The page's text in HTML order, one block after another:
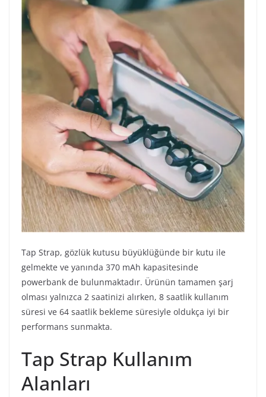
Tap Strap, gözlük kutusu büyüklüğünde bir kutu ile
gelmekte ve yanında 370 mAh kapasitesinde
powerbank de bulunmaktadır. Ürünün tamamen şarj
olması yalnızca 2 saatinizi alırken, 8 saatlik kullanım
süresi ve 64 saatlik bekleme süresiyle oldukça iyi bir
performans sunmakta.
Tap Strap Kullanım
Alanları